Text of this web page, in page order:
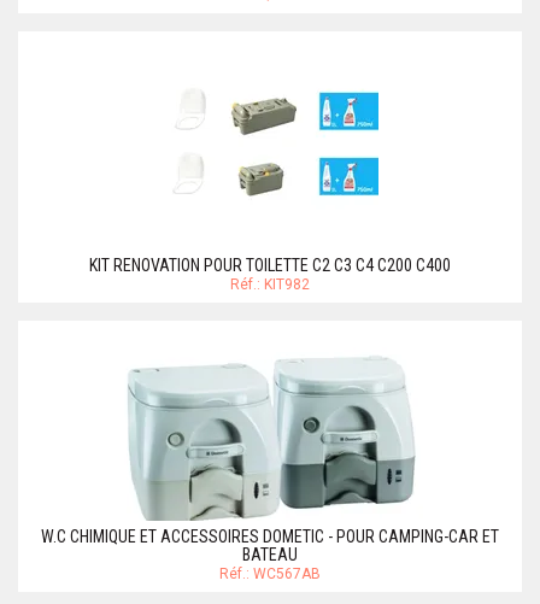
KIT RENOVATION POUR TOILETTE C2 C3 C4 C200 C400
Réf.: KIT982
W.C CHIMIQUE ET ACCESSOIRES DOMETIC - POUR CAMPING-CAR ET
BATEAU
Réf.: WC567AB